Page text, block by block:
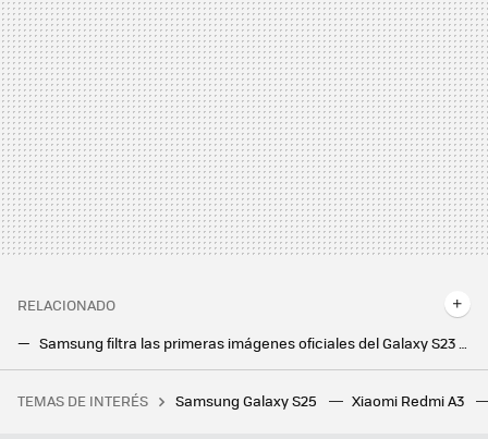
RELACIONADO
Samsung filtra las primeras imágenes oficiales del Galaxy S23 FE. Y hay más sorpresas
Los Samsung Galaxy S20 siguen vivos en Estados Unidos: acaban de recibir su dosis de actualización
Un jugador compra a su hijo un PC gaming nuevo por 1.160 euros, pero no se da cuenta de que el hardware instalado tiene más de 10 años
TEMAS DE INTERÉS Samsung Galaxy S25 Xiaomi Redmi A3